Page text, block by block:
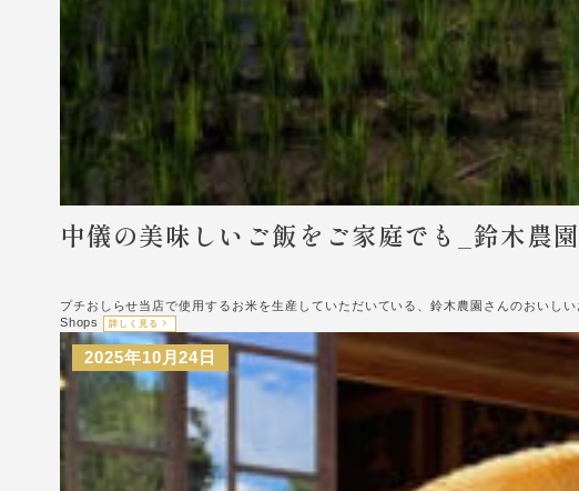
中儀の美味しいご飯をご家庭でも_鈴木農
プチおしらせ当店で使用するお米を生産していただいている、鈴木農園さんのおいし
Shops
詳しく見る
2025年10月24日